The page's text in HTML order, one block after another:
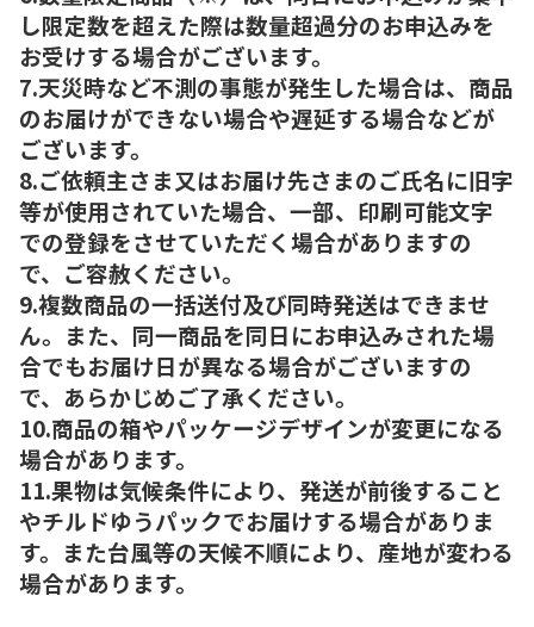
し限定数を超えた際は数量超過分のお申込みを
お受けする場合がございます。
7.天災時など不測の事態が発生した場合は、商品
のお届けができない場合や遅延する場合などが
ございます。
8.ご依頼主さま又はお届け先さまのご氏名に旧字
等が使用されていた場合、一部、印刷可能文字
での登録をさせていただく場合がありますの
で、ご容赦ください。
9.複数商品の一括送付及び同時発送はできませ
ん。また、同一商品を同日にお申込みされた場
合でもお届け日が異なる場合がございますの
で、あらかじめご了承ください。
10.商品の箱やパッケージデザインが変更になる
場合があります。
11.果物は気候条件により、発送が前後すること
やチルドゆうパックでお届けする場合がありま
す。また台風等の天候不順により、産地が変わる
場合があります。